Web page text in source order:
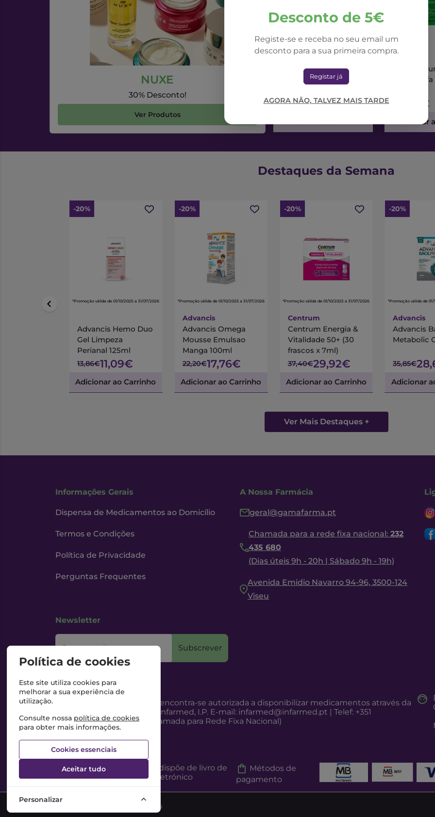
Desconto de 5€
Registe-se e receba no seu email um
desconto para a sua primeira compra.
Registar já
AGORA NÃO, TALVEZ MAIS TARDE
NUXE
30% Desconto!
Ver Produtos
NUXE
Nuxe Nuxuriance Ultra
Creme Dia Alfa 3R
71,42€
Nuxe
Sérum
73,56€
Adicionar
Destaques da Semana
-20%
*Promoção válida de 01/10/2025 a 31/07/2026
Advancis Hemo Duo
Gel Limpeza
Perianal 125ml
13,86€11,09€
Adicionar ao Carrinho
-20%
*Promoção válida de 01/10/2025 a 31/07/2026
Advancis
Advancis Omega
Mousse Emulsao
Manga 100ml
22,20€17,76€
Adicionar ao Carrinho
-20%
*Promoção válida de 01/10/2025 a 31/07/2026
Centrum
Centrum Energia &
Vitalidade 50+ (30
frascos x 7ml)
37,40€29,92€
Adicionar ao Carrinho
-20%
*Promoção válida de
Advancis
Advancis
Metabolic
35,85€
Adicionar
Ver Mais Destaques +
Informações Gerais
Dispensa de Medicamentos ao Domicílio
Termos e Condições
Política de Privacidade
Perguntas Frequentes
A Nossa Farmácia
geral@gamafarma.pt
Chamada para a rede fixa nacional: 232
435 680
(Dias úteis 9h - 20h | Sábado 9h - 19h)
Avenida Emidio Navarro 94-96, 3500-124
Viseu
Newsletter
O seu email Subscrever
Esta Farmácia encontra-se autorizada a disponibilizar medicamentos através da
Internet, pelo Infarmed, I.P. E-mail: infarmed@infarmed.pt | Telef: +351
217987100 (Chamada para Rede Fixa Nacional)
Esta Farmácia dispõe de livro de
reclamações eletrónico
Métodos de
pagamento
©2026 Todos os direitos reservados
Política de cookies
Este site utiliza cookies para
melhorar a sua experiência de
utilização.
Consulte nossa política de cookies
para obter mais informações.
Cookies essenciais
Aceitar tudo
Personalizar